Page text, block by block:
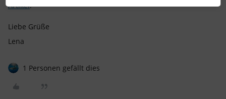
Artikel.
Liebe Grüße
Lena
1 Personen gefällt dies